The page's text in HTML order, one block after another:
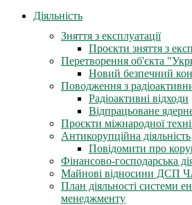
Діяльність
Зняття з експлуатації
Проєкти зняття з
Перетворення об'єкта
Новий безпечний
Поводження з
Радіоактивні відходи
Відпрацьоване
Проєкти міжнародної
Антикорупційна діяльність
Повідомити про
Фінансово-господарська
Майнові відносини ДСП
План діяльності системи
менеджменту